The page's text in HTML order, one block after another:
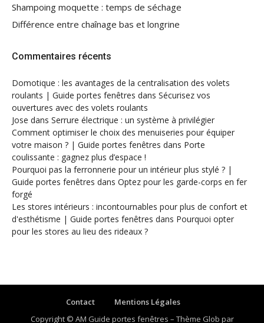
Shampoing moquette : temps de séchage
Différence entre chaînage bas et longrine
Commentaires récents
Domotique : les avantages de la centralisation des volets
roulants | Guide portes fenêtres dans Sécurisez vos
ouvertures avec des volets roulants
Jose dans Serrure électrique : un système à privilégier
Comment optimiser le choix des menuiseries pour équiper
votre maison ? | Guide portes fenêtres dans Porte
coulissante : gagnez plus d’espace !
Pourquoi pas la ferronnerie pour un intérieur plus stylé ? |
Guide portes fenêtres dans Optez pour les garde-corps en fer
forgé
Les stores intérieurs : incontournables pour plus de confort et
d'esthétisme | Guide portes fenêtres dans Pourquoi opter
pour les stores au lieu des rideaux ?
Contact
Mentions Légales
Copyright © AM Guide portes fenêtres – Thème Glob par